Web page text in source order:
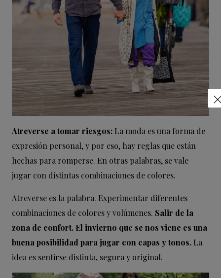
Atreverse a tomar riesgos: La moda es una forma de
expresión personal, y por eso, hay reglas que están
hechas para romperse. En otras palabras, se vale
jugar con distintas combinaciones de colores.
Atreverse es la palabra. Experimentar diferentes
combinaciones de colores y volúmenes. Salir de la
zona de confort. El invierno que se nos viene es una
buena posibilidad para jugar con capas y tonos. La
idea es sentirse distinta, segura y original.